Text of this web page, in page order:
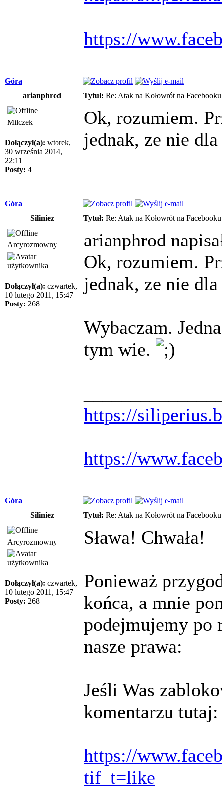
https://
Góra
arianphrod
Tytuł: Re: Atak na Kołowrót na
Milczek
Dołączył(a): wtorek,
30 września 2014,
22:11
Posty: 4
Ok, rozumiem.
jednak, ze nie
Góra
Siliniez
Tytuł: Re: Atak na Kołowrót na
Arcyrozmowny
Dołączył(a): czwartek,
10 lutego 2011, 15:47
Posty: 268
arianphrod
Ok, rozumiem.
jednak, ze nie
Wybaczam.
tym wie.
https://
https://
Góra
Siliniez
Tytuł: Re: Atak na Kołowrót na
Arcyrozmowny
Dołączył(a): czwartek,
10 lutego 2011, 15:47
Posty: 268
Sława! Chwała!
Ponieważ
końca, a mnie
podejmujemy
nasze prawa:
Jeśli Was
komentarzu tutaj:
https://
tif_t=like